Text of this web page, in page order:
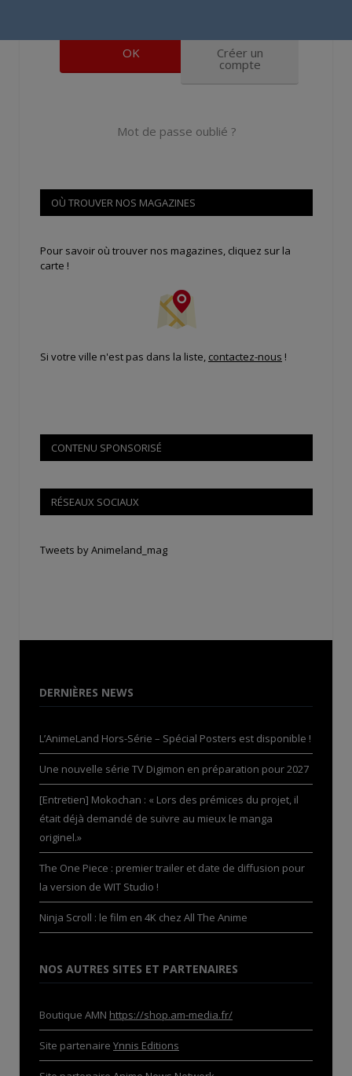
Créer un
compte
Mot de passe oublié ?
OÙ TROUVER NOS MAGAZINES
Pour savoir où trouver nos magazines, cliquez sur la
carte !
Si votre ville n'est pas dans la liste, contactez-nous !
CONTENU SPONSORISÉ
RÉSEAUX SOCIAUX
Tweets by Animeland_mag
DERNIÈRES NEWS
L’AnimeLand Hors-Série – Spécial Posters est disponible !
Une nouvelle série TV Digimon en préparation pour 2027
[Entretien] Mokochan : « Lors des prémices du projet, il
était déjà demandé de suivre au mieux le manga
originel.»
The One Piece : premier trailer et date de diffusion pour
la version de WIT Studio !
Ninja Scroll : le film en 4K chez All The Anime
NOS AUTRES SITES ET PARTENAIRES
Boutique AMN https://shop.am-media.fr/
Site partenaire Ynnis Editions